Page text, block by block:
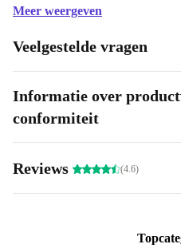
Meer weergeven
Veelgestelde vragen
Informatie over
conformiteit
Reviews (4.6)